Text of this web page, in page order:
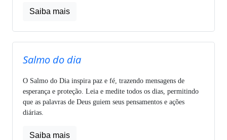
Saiba mais
Salmo do dia
O Salmo do Dia inspira paz e fé, trazendo mensagens de
esperança e proteção. Leia e medite todos os dias, permitindo
que as palavras de Deus guiem seus pensamentos e ações
diárias.
Saiba mais